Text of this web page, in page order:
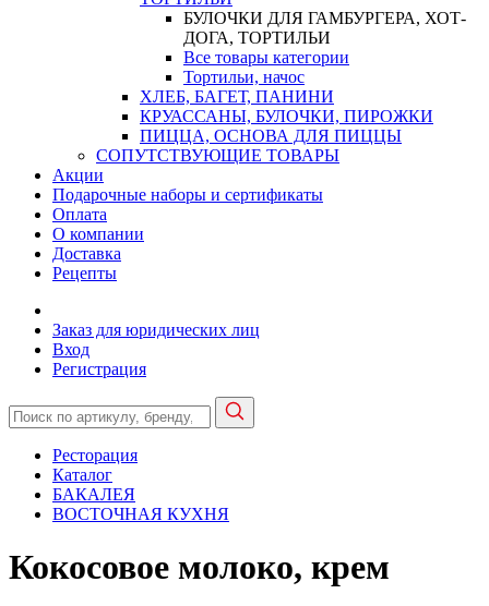
БУЛОЧКИ ДЛЯ ГАМБУРГЕРА, ХОТ-
ДОГА, ТОРТИЛЬИ
Все товары категории
Тортильи, начос
ХЛЕБ, БАГЕТ, ПАНИНИ
КРУАССАНЫ, БУЛОЧКИ, ПИРОЖКИ
ПИЦЦА, ОСНОВА ДЛЯ ПИЦЦЫ
СОПУТСТВУЮЩИЕ ТОВАРЫ
Акции
Подарочные наборы и сертификаты
Оплата
О компании
Доставка
Рецепты
Заказ для юридических лиц
Вход
Регистрация
Ресторация
Каталог
БАКАЛЕЯ
ВОСТОЧНАЯ КУХНЯ
Кокосовое молоко, крем